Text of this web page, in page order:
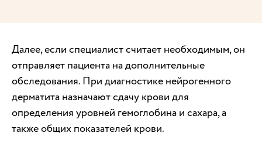
Далее, если специалист считает необходимым, он
отправляет пациента на дополнительные
обследования. При диагностике нейрогенного
дерматита назначают сдачу крови для
определения уровней гемоглобина и сахара, а
также общих показателей крови.